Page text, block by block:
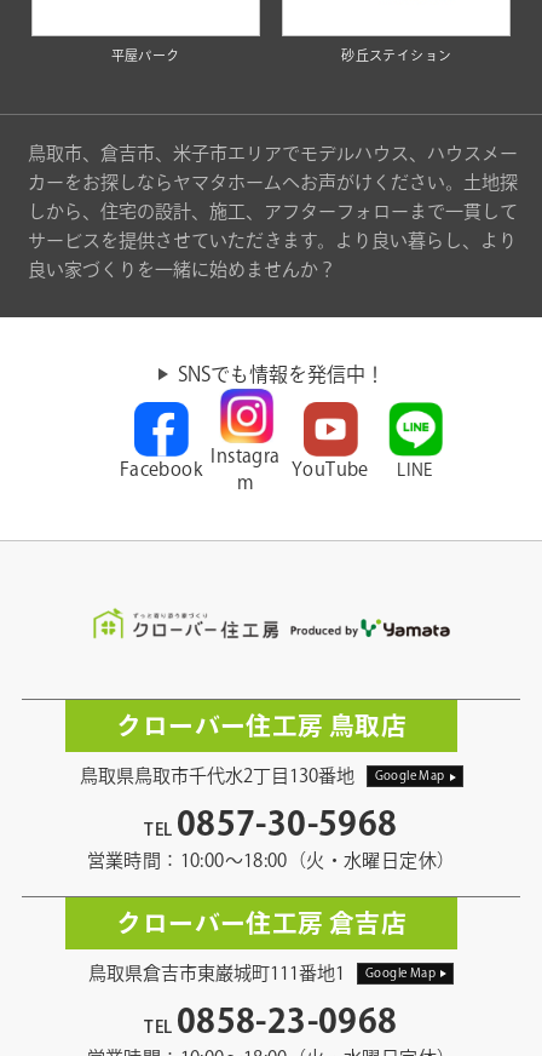
平屋パーク 砂丘ステイション
鳥取市、倉吉市、米子市エリアでモデルハウス、ハウスメー
カーをお探しならヤマタホームへお声がけください。土地探
しから、住宅の設計、施工、アフターフォローまで一貫して
サービスを提供させていただきます。より良い暮らし、より
良い家づくりを一緒に始めませんか？
SNSでも情報を発信中！
Facebook
Instagra
m
YouTube LINE
クローバー住工房 鳥取店
鳥取県鳥取市千代水2丁目130番地 Google Map
TEL 0857-30-5968
営業時間：10:00〜18:00（火・水曜日定休）
クローバー住工房 倉吉店
鳥取県倉吉市東巌城町111番地1 Google Map
TEL 0858-23-0968